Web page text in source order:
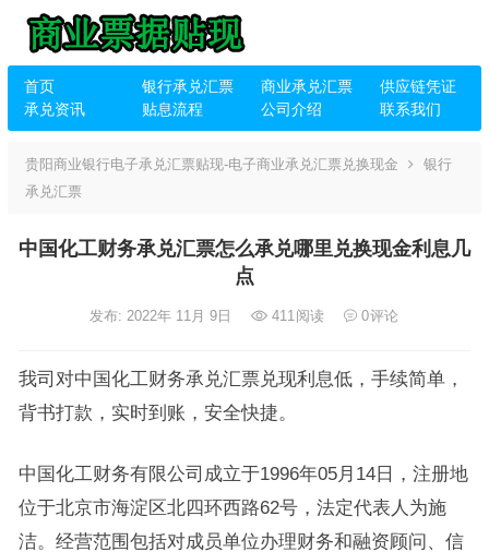
首页 银行承兑汇票 商业承兑汇票
供应链凭证
承兑资讯
贴息流程 公司介绍 联系我们
贵阳商业银行电子承兑汇票贴现-电子商业承兑汇票兑换现金
银行
承兑汇票
中国化工财务承兑汇票怎么承兑哪里兑换现金利息几
点
发布: 2022年 11月 9日 411阅读 0评论
我司对中国化工财务承兑汇票兑现利息低，手续简单，
背书打款，实时到账，安全快捷。
中国化工财务有限公司成立于1996年05月14日，注册地
位于北京市海淀区北四环西路62号，法定代表人为施
洁。经营范围包括对成员单位办理财务和融资顾问、信